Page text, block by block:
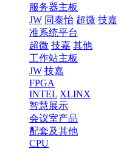
服务器主板
JW 同泰怡 超微 技嘉
准系统平台
超微 技嘉 其他
工作站主板
JW 技嘉
FPGA
INTEL XLINX
智慧展示
会议室产品
配套及其他
CPU